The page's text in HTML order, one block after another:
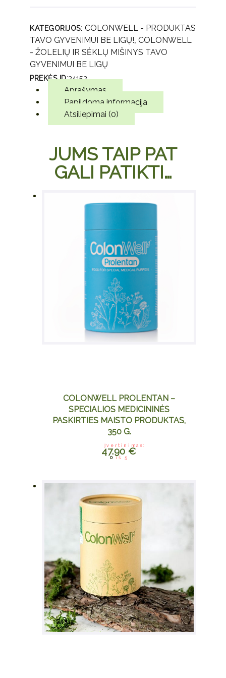
KATEGORIJOS: COLONWELL - PRODUKTAS
TAVO GYVENIMUI BE LIGŲ!, COLONWELL
- ŽOLELIŲ IR SĖKLŲ MIŠINYS TAVO
GYVENIMUI BE LIGŲ
PREKĖS ID:34153
Aprašymas
Papildoma informacija
Atsiliepimai (0)
JUMS TAIP PAT
GALI PATIKTI…
COLONWELL PROLENTAN –
SPECIALIOS MEDICININĖS
PASKIRTIES MAISTO PRODUKTAS,
350 G.
Įvertinimas:
0 iš 5
47.90€